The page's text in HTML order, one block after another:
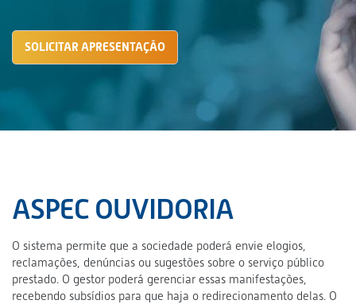
SOLICITAR APRESENTAÇÃO
ASPEC OUVIDORIA
O sistema permite que a sociedade poderá envie elogios,
reclamações, denúncias ou sugestões sobre o serviço público
prestado. O gestor poderá gerenciar essas manifestações,
recebendo subsídios para que haja o redirecionamento delas. O